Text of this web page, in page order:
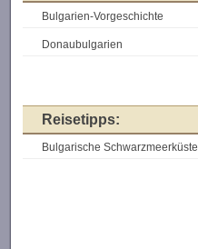
Bulgarien-Vorgeschichte
Donaubulgarien
Reisetipps:
Bulgarische Schwarzmeerküste